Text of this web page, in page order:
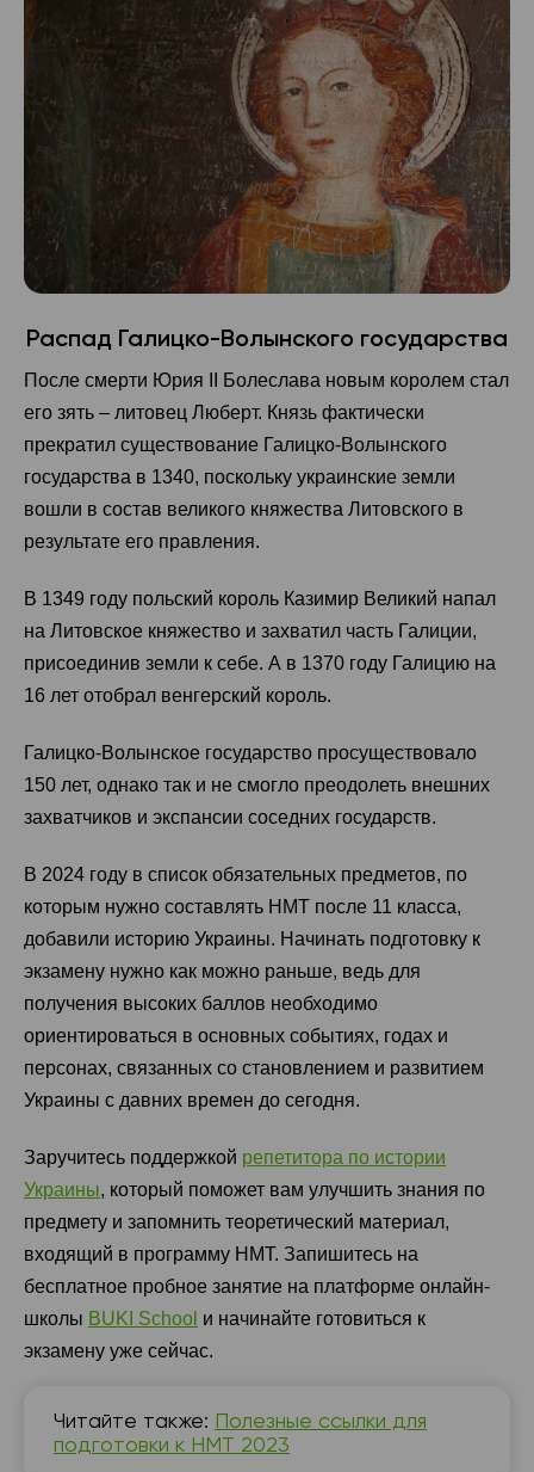
Распад Галицко-Волынского государства
После смерти Юрия II Болеслава новым королем стал
его зять – литовец Люберт. Князь фактически
прекратил существование Галицко-Волынского
государства в 1340, поскольку украинские земли
вошли в состав великого княжества Литовского в
результате его правления.
В 1349 году польский король Казимир Великий напал
на Литовское княжество и захватил часть Галиции,
присоединив земли к себе. А в 1370 году Галицию на
16 лет отобрал венгерский король.
Галицко-Волынское государство просуществовало
150 лет, однако так и не смогло преодолеть внешних
захватчиков и экспансии соседних государств.
В 2024 году в список обязательных предметов, по
которым нужно составлять НМТ после 11 класса,
добавили историю Украины. Начинать подготовку к
экзамену нужно как можно раньше, ведь для
получения высоких баллов необходимо
ориентироваться в основных событиях, годах и
персонах, связанных со становлением и развитием
Украины с давних времен до сегодня.
Заручитесь поддержкой репетитора по истории
Украины, который поможет вам улучшить знания по
предмету и запомнить теоретический материал,
входящий в программу НМТ. Запишитесь на
бесплатное пробное занятие на платформе онлайн-
школы BUKI School и начинайте готовиться к
экзамену уже сейчас.
Читайте также:
Полезные ссылки для
подготовки к НМТ 2023